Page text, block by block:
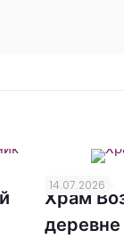
14.07.2026
Храм